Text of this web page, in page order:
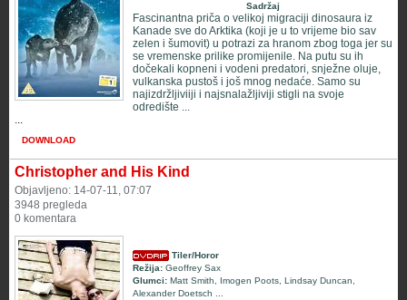
Sadržaj
Fascinantna priča o velikoj migraciji dinosaura iz
Kanade sve do Arktika (koji je u to vrijeme bio sav
zelen i šumovit) u potrazi za hranom zbog toga jer su
se vremenske prilike promijenile. Na putu su ih
dočekali kopneni i vodeni predatori, snježne oluje,
vulkanska pustoš i još mnog nedaće. Samo su
najizdržljiviiji i najsnalažljiviji stigli na svoje
odredište ...
...
DOWNLOAD
Christopher and His Kind
Objavljeno: 14-07-11, 07:07
3948 pregleda
0 komentara
Tiler/Horor
Režija: Geoffrey Sax
Glumci: Matt Smith Imogen Poots Lindsay Duncan
Alexander Doetsch